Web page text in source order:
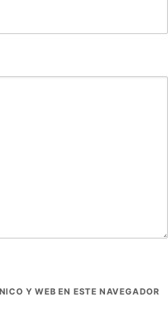
Y WEB EN ESTE NAVEGADOR